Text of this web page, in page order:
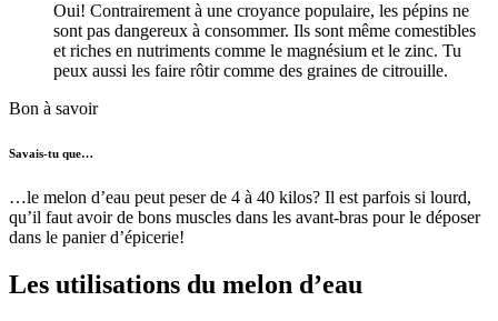
Oui! Contrairement à une croyance populaire, les pépins ne
sont pas dangereux à consommer. Ils sont même comestibles
et riches en nutriments comme le magnésium et le zinc. Tu
peux aussi les faire rôtir comme des graines de citrouille.
Bon à savoir
Savais-tu que…
…le melon d’eau peut peser de 4 à 40 kilos? Il est parfois si lourd,
qu’il faut avoir de bons muscles dans les avant-bras pour le déposer
dans le panier d’épicerie!
Les utilisations du melon d’eau